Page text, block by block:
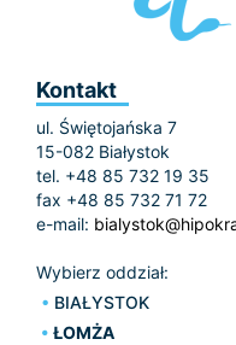
Kontakt
ul. Świętojańska 7
15-082 Białystok
tel. +48 85 732 19 35
fax +48 85 732 71 72
e-mail:
Wybierz oddział:
BIAŁYSTOK
ŁOMŻA